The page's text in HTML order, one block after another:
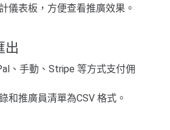
儀表板，方便查看推廣效果。
出
、手動、Stripe 等方式支付佣
和推廣員清單為CSV 格式。